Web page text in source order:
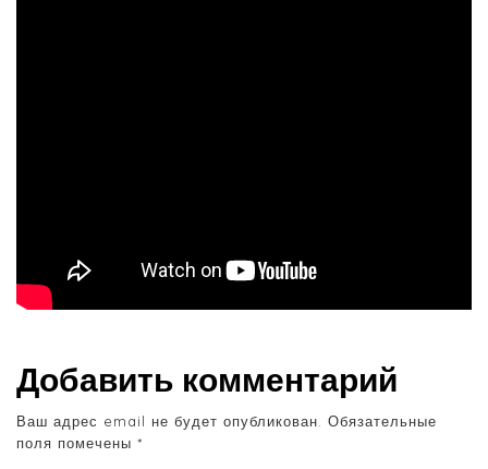
Добавить комментарий
Ваш адрес email не будет опубликован.
Обязательные
поля помечены *